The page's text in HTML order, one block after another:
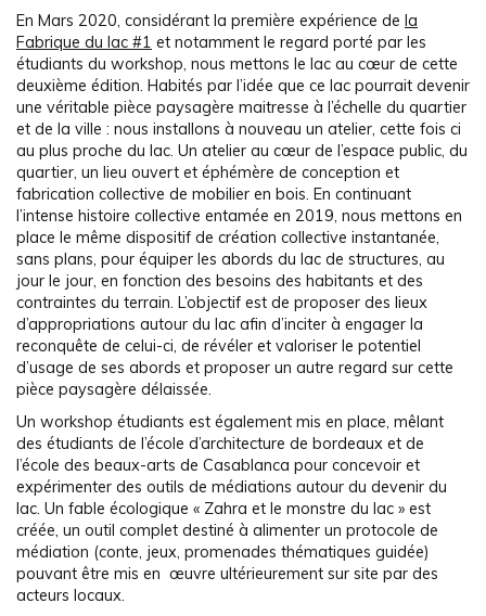
En Mars 2020, considérant la première expérience de la
Fabrique du lac #1 et notamment le regard porté par les
étudiants du workshop, nous mettons le lac au cœur de cette
deuxième édition. Habités par l’idée que ce lac pourrait devenir
une véritable pièce paysagère maitresse à l’échelle du quartier
et de la ville : nous installons à nouveau un atelier, cette fois ci
au plus proche du lac. Un atelier au cœur de l’espace public, du
quartier, un lieu ouvert et éphémère de conception et
fabrication collective de mobilier en bois. En continuant
l’intense histoire collective entamée en 2019, nous mettons en
place le même dispositif de création collective instantanée,
sans plans, pour équiper les abords du lac de structures, au
jour le jour, en fonction des besoins des habitants et des
contraintes du terrain. L’objectif est de proposer des lieux
d’appropriations autour du lac afin d’inciter à engager la
reconquête de celui-ci, de révéler et valoriser le potentiel
d’usage de ses abords et proposer un autre regard sur cette
pièce paysagère délaissée.
Un workshop étudiants est également mis en place, mêlant
des étudiants de l’école d’architecture de bordeaux et de
l’école des beaux-arts de Casablanca pour concevoir et
expérimenter des outils de médiations autour du devenir du
lac. Un fable écologique « Zahra et le monstre du lac » est
créée, un outil complet destiné à alimenter un protocole de
médiation (conte, jeux, promenades thématiques guidée)
pouvant être mis en œuvre ultérieurement sur site par des
acteurs locaux.